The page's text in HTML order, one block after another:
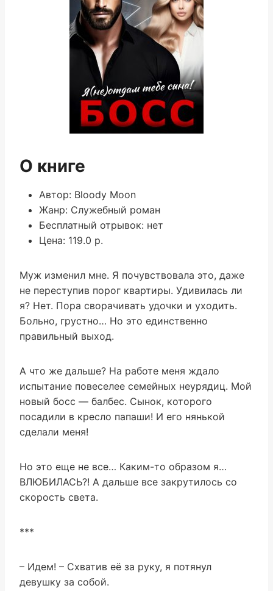
О книге
Автор: Bloody Moon
Жанр: Служебный роман
Бесплатный отрывок: нет
Цена: 119.0 р.
Муж изменил мне. Я почувствовала это, даже
не переступив порог квартиры. Удивилась ли
я? Нет. Пора сворачивать удочки и уходить.
Больно, грустно… Но это единственно
правильный выход.
А что же дальше? На работе меня ждало
испытание повеселее семейных неурядиц. Мой
новый босс — балбес. Сынок, которого
посадили в кресло папаши! И его нянькой
сделали меня!
Но это еще не все… Каким-то образом я…
ВЛЮБИЛАСЬ?! А дальше все закрутилось со
скорость света.
***
– Идем! – Схватив её за руку, я потянул
девушку за собой.